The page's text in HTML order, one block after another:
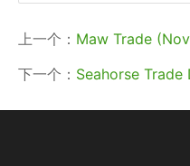
上一个： Maw Trade
下一个： Seahorse